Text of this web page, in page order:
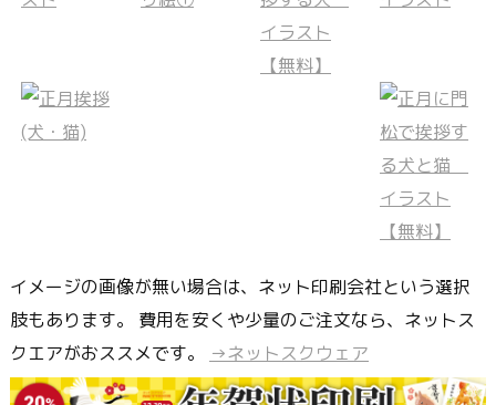
イメージの画像が無い場合は、ネット印刷会社という選択
肢もあります。 費用を安くや少量のご注文なら、ネットス
クエアがおススメです。
→ネットスクウェア